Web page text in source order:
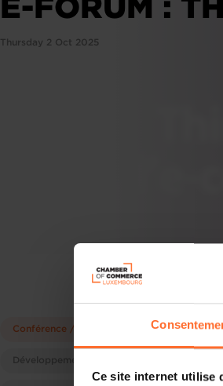
Ce site internet utilise
Thursday 2 Oct 2025
Conférence / séminaire
Développement d'entreprises